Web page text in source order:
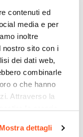
contenuti ed
media e per
inoltre
nostro sito con i
dei dati web,
combinarle
o che hanno
Attraverso la
invita a leggere la
Mostra dettagli
pressofuso nero